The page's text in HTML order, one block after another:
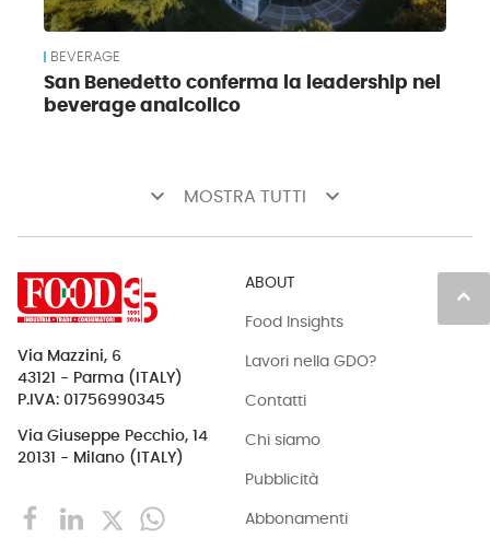
BEVERAGE
San Benedetto conferma la leadership nel
beverage analcolico
keyboard_arrow_down MOSTRA TUTTI keyboard_arrow_down
keyboard_arrow_up
Via Mazzini, 6
43121 - Parma (ITALY)
P.IVA: 01756990345
Via Giuseppe Pecchio, 14
20131 - Milano (ITALY)
ABOUT
Food Insights
Lavori nella GDO?
Contatti
Chi siamo
Pubblicità
Abbonamenti